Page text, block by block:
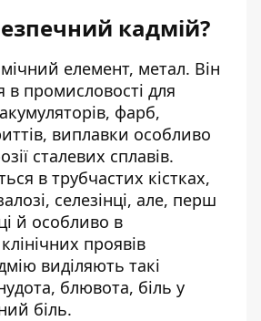
кадмій?
елемент, метал. Він
в промисловості для
фарб,
виплавки особливо
сталевих сплавів.
в трубчастих кістках,
селезінці, але, перш
й особливо в
проявів
виділяють такі
блювота, біль у
біль.